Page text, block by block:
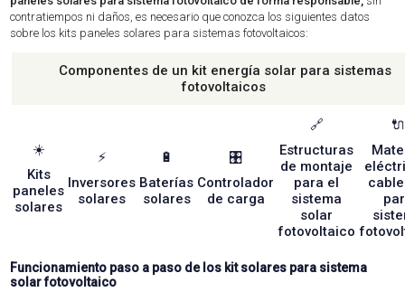
contratiempos ni daños, es necesario que conozca los siguientes datos
sobre los kits paneles solares para sistemas fotovoltaicos:
Componentes de un kit energía solar para sistemas
fotovoltaicos
☀️
Kits
paneles
solares
⚡
Inversores
solares
🔋
Baterías
solares
🎛️
Controlador
de carga
🔗
Estructuras
de montaje
para el
sistema
solar
fotovoltaico
🔌
Funcionamiento paso a paso de los kit solares para sistema
solar fotovoltaico